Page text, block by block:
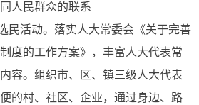
人民群众的联系
民活动。落实人大常委会《关于完善
度的工作方案》，丰富人大代表常
容。组织市、区、镇三级人大代表
的村、社区、企业，通过身边、路